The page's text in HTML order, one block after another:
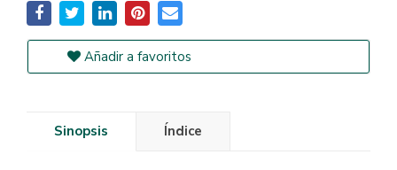
Añadir a favoritos
Sinopsis Índice